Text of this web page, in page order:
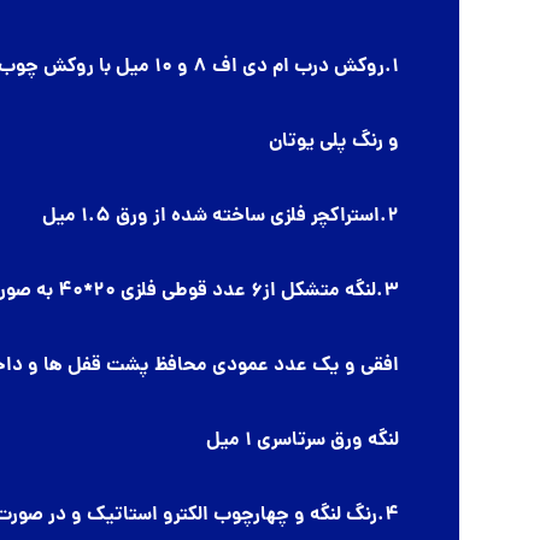
1.روکش درب ام دی اف 8 و 10 میل با روکش چوب راش
و رنگ پلی یوتان
2.استراکچر فلزی ساخته شده از ورق 1.5 میل
3.لنگه متشکل از6 عدد قوطی فلزی 20*40 به صورت
افقی و یک عدد عمودی محافظ پشت قفل ها و
لنگه ورق سرتاسری 1 میل
4.رنگ لنگه و چهارچوب الکترو استاتیک و در صورت